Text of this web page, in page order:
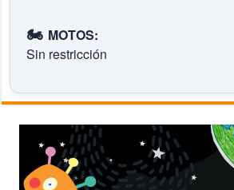
🏍️ MOTOS:
Sin restricción